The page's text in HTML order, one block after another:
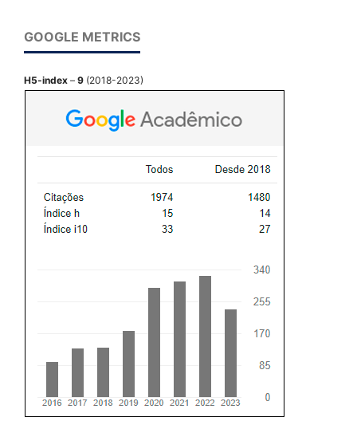
GOOGLE METRICS
H5-index – 9 (2018-2023)